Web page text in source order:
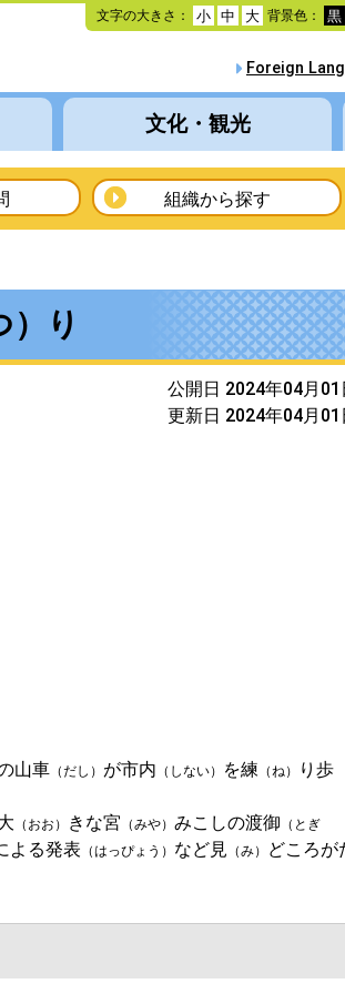
本
文
動
文字の大きさ： 小 中 大 背景色： 黒
Foreign
文化・観光
組織から探す
り
公開日 2024年04月01
更新日 2024年04月01
山車 （だし） が市内 （しない） を練 （ね） り歩
（おお） きな宮 （みや） みこしの渡御 （とぎ
よる発表 （はっぴょう） など見 （み）
どころが